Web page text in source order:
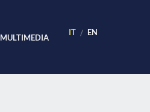
MULTIMEDIA IT EN